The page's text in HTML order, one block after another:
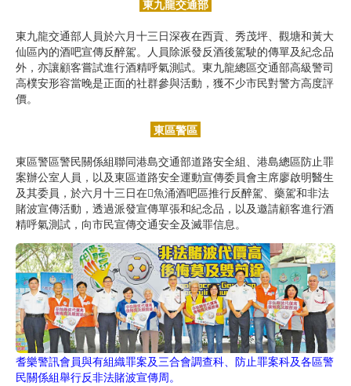
東九龍交通部
東九龍交通部人員於六月十三日深夜在西貢、秀茂坪、觀塘和黃大
仙區內的酒吧宣傳反醉駕。人員除派發反酒後駕駛的傳單及紀念品
外，亦讓顧客嘗試進行酒精呼氣測試。東九龍總區交通部高級警司
高樸安形容當晚是正面的社群參與活動，獲不少市民對警方高度評
價。
東區警區
東區警區警民關係組聯同港島交通部道路安全組、港島總區防止罪
案辦公室人員，以及東區道路安全運動宣傳委員會主席廖啟明醫生
及其委員，於六月十三日在魚涌酒吧區推行反醉駕、藥駕和非法
賭波宣傳活動，透過派發宣傳單張和紀念品，以及邀請顧客進行酒
精呼氣測試，向市民宣傳交通安全及滅罪信息。
耆樂警訊會員與有組織罪案及三合會調查科、防止罪案科及各區警
民關係組舉行反非法賭波宣傳周。